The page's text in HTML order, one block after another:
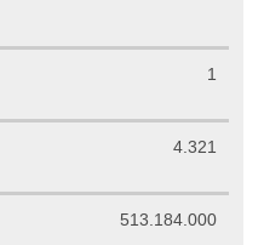
1
4.321
513.184.000